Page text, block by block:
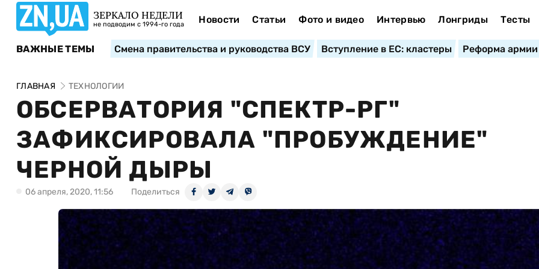
ЗЕРКАЛО НЕДЕЛИ
не подводим с 1994-го года Новости Статьи Фото и видео Интервью Лонгриды Тесты
ВАЖНЫЕ ТЕМЫ Смена правительства и руководства ВСУ Вступление в ЕС: кластеры Реформа армии
ГЛАВНАЯ ТЕХНОЛОГИИ
ОБСЕРВАТОРИЯ "СПЕКТР-РГ"
ЗАФИКСИРОВАЛА "ПРОБУЖДЕНИЕ"
ЧЕРНОЙ ДЫРЫ
06 апреля, 2020, 11:56 Поделиться